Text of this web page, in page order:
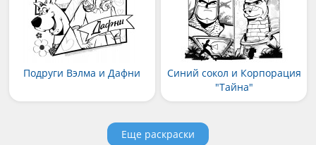
Подруги Вэлма и Дафни
Синий сокол и Корпорация
"Тайна"
Еще раскраски